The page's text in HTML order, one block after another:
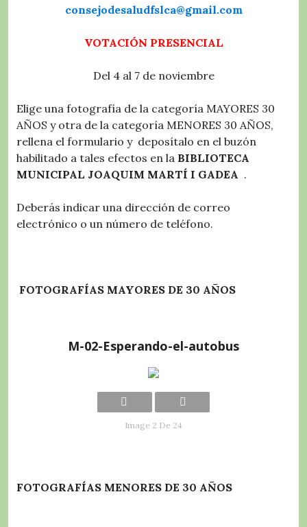
consejodesaludfslca@gmail.com
VOTACIÓN PRESENCIAL
Del 4 al 7 de noviembre
Elige una fotografía de la categoría MAYORES 30
AÑOS y otra de la categoría MENORES 30 AÑOS,
rellena el formulario y deposítalo en el buzón
habilitado a tales efectos en la BIBLIOTECA
MUNICIPAL JOAQUIM MARTÍ I GADEA .
Deberás indicar una dirección de correo
electrónico o un número de teléfono.
FOTOGRAFÍAS MAYORES DE 30 AÑOS
M-02-Esperando-el-autobus
Image 2 De 24
FOTOGRAFÍAS MENORES DE 30 AÑOS